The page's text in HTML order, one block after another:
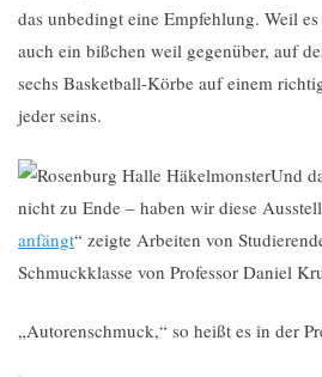
das unbedingt eine Empfehlung. Weil
auch ein bißchen weil gegenüber, auf
sechs Basketball-Körbe auf einem
jeder seins.
Und
nicht zu Ende – haben wir diese
anfängt“ zeigte Arbeiten von
Schmuckklasse von Professor Daniel
„Autorenschmuck,“ so heißt es in der